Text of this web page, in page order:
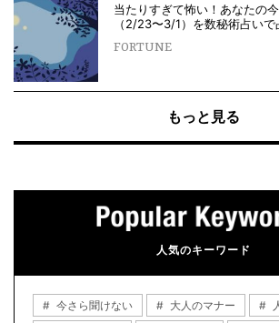
当たりすぎて怖い！あなたの
（2/23〜3/1）を数秘術占いで
FORTUNE
もっと見る
人気のキーワード
今さら聞けない 大人のマナー